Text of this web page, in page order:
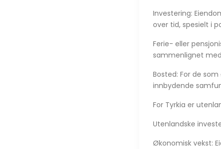
Investering:
over tid, spesielt i
Ferie- eller
sammenlignet
Bosted: For de
innbydende
For Tyrkia er
Utenlandske
Økonomisk vekst: